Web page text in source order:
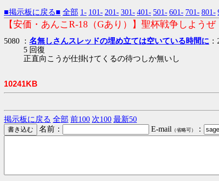
■掲示板に戻る■ 全部 1- 101- 201- 301- 401- 501- 601- 701- 801-
【安価・あんこR-18（Gあり）】聖杯戦争しよう
5080 ： 名無しさんスレッドの埋め立ては空いている時間に
5 回復
正直向こうが仕掛けてくるの待つしか無いし
10241KB
掲示板に戻る 全部 前100 次100 最新50
名前：
E-mail （省略可） ：